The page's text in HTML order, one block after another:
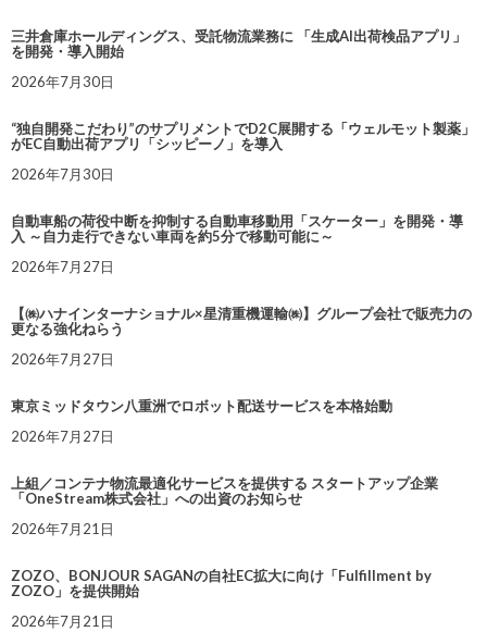
三井倉庫ホールディングス、受託物流業務に 「生成AI出荷検品アプリ」
を開発・導入開始
2026年7月30日
“独自開発こだわり”のサプリメントでD2C展開する「ウェルモット製薬」
がEC自動出荷アプリ「シッピーノ」を導入
2026年7月30日
自動車船の荷役中断を抑制する自動車移動用「スケーター」を開発・導
入 ～自力走行できない車両を約5分で移動可能に～
2026年7月27日
【㈱ハナインターナショナル×星清重機運輸㈱】グループ会社で販売力の
更なる強化ねらう
2026年7月27日
東京ミッドタウン八重洲でロボット配送サービスを本格始動
2026年7月27日
上組／コンテナ物流最適化サービスを提供する スタートアップ企業
「OneStream株式会社」への出資のお知らせ
2026年7月21日
ZOZO、BONJOUR SAGANの自社EC拡大に向け「Fulfillment by
ZOZO」を提供開始
2026年7月21日